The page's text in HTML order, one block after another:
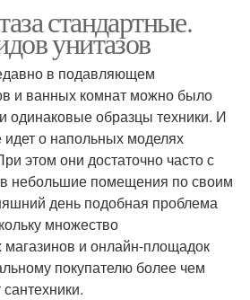
стандартные.
унитазов
в подавляющем
и ванных комнат можно было
одинаковые образцы техники. И
идет о напольных моделях
этом они достаточно часто с
небольшие помещения по своим
день подобная проблема
множество
и онлайн-площадок
покупателю более чем